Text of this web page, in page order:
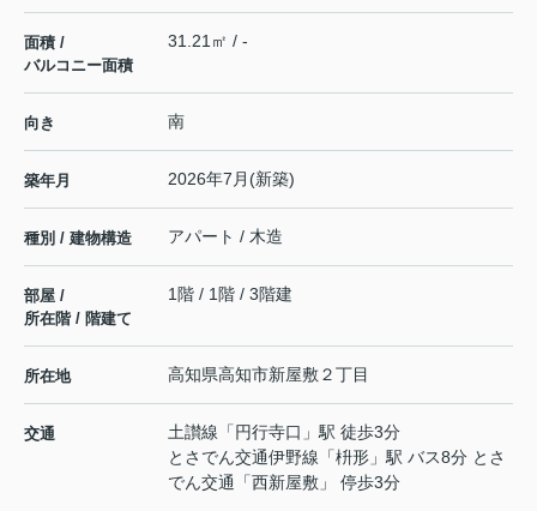
面積 /
バルコニー面積
31.21㎡ / -
向き 南
築年月 2026年7月(新築)
種別 / 建物構造 アパート / 木造
部屋 /
所在階 / 階建て
1階 / 1階 / 3階建
所在地 高知県高知市新屋敷２丁目
交通 土讃線 「円行寺口 」駅 徒歩3分
とさでん交通伊野線 「枡形 」駅 バス8分 とさ
でん交通「西新屋敷」 停歩3分